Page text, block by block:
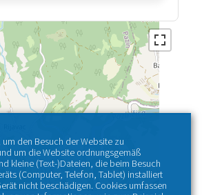
den Besuch der Website zu
um die Website ordnungsgemäß
kleine (Text-)Dateien, die beim Besuch
(Computer, Telefon, Tablet) installiert
nicht beschädigen. Cookies umfassen